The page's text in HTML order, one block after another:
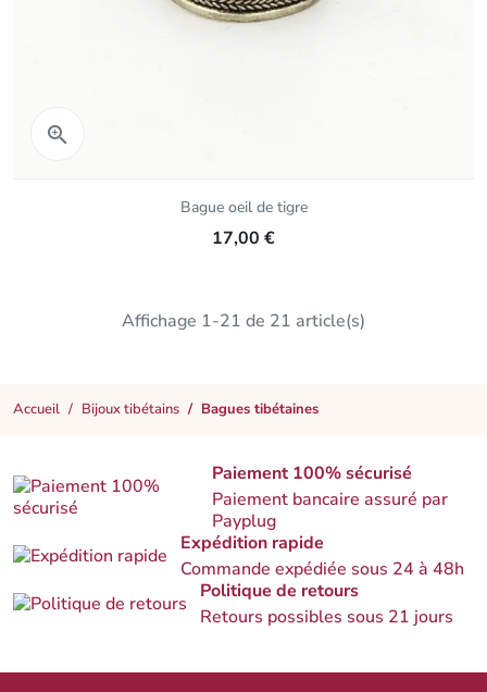

Bague oeil de tigre
17,00 €
Affichage 1-21 de 21 article(s)
Accueil Bijoux tibétains Bagues tibétaines
Paiement 100% sécurisé
Paiement bancaire assuré par
Payplug
Expédition rapide
Commande expédiée sous 24 à 48h
Politique de retours
Retours possibles sous 21 jours